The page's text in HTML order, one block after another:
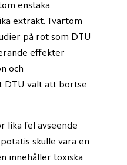
enstaka
extrakt. Tvärtom
på rot som DTU
effekter
och
DTU valt att bortse
lika fel avseende
skulle vara en
innehåller toxiska